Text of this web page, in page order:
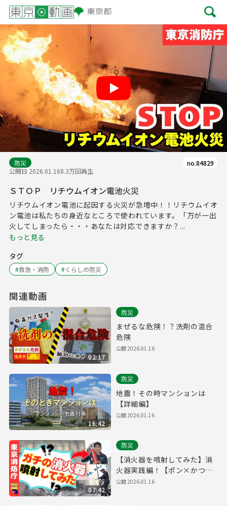
防災
公開日 2026.01.168.3万回再生
no.84829
ＳＴＯＰ リチウムイオン電池火災
リチウムイオン電池に起因する火災が急増中！！リチウムイオ
ン電池は私たちの身近なところで使われています。「万が一出
火してしまったら・・・あなたは対応できますか？...
もっと見る
タグ
#救急・消防 #くらしの防災
関連動画
02:17
防災
まぜるな危険！？洗剤の混合
危険
公開2026.01.16
16:42
防災
地震！その時マンションは
【詳細編】
公開2026.01.16
07:42
防災
【消火器を噴射してみた】消
火器実践編！【ポン×かつ
道】
公開2026.01.16